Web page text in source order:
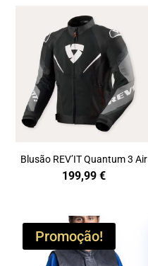
Blusão REV’IT Quantum 3 Air
199,99€
Promoção!